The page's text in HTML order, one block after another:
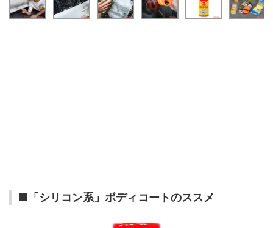
■「シリコン系」ボディコートのススメ